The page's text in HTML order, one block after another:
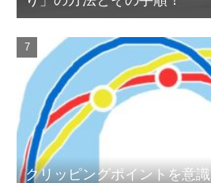
クリッピングポイントを意